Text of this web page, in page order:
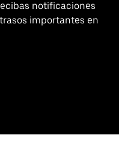
notificaciones
importantes en